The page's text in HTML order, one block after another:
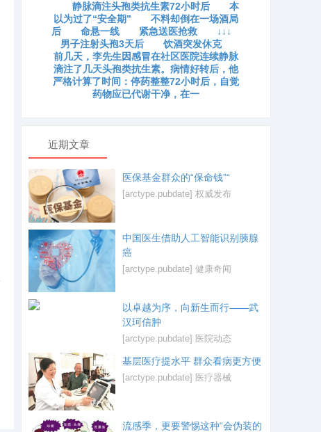
静脉滴注头孢类抗生素72小时后 本
以为过了“安全期” 不料却倒在一场酒局
后 命悬一线 紧急送医抢救 ↓↓↓
男子注射头孢3天后 饮酒突发休克
前几天，李先生因感冒在社区医院连续静脉
滴注了几天头孢类抗生素。病情好转后，他
严格计算了时间：停药整整72小时后，自觉
药物应已代谢干净，在一
近期文章
医保基金群众的“保命钱”“
[arctype.pubdate] 权威发布
中国医生借助人工智能识别胰腺
癌
[arctype.pubdate] 健康奇闻
以卓越为序，向新生而行——武
汉珂信肿
[arctype.pubdate] 医院动态
基层医疗提水平 群众看病更方便
[arctype.pubdate] 医疗器械
流感季，更要警惕这种“会伪装的